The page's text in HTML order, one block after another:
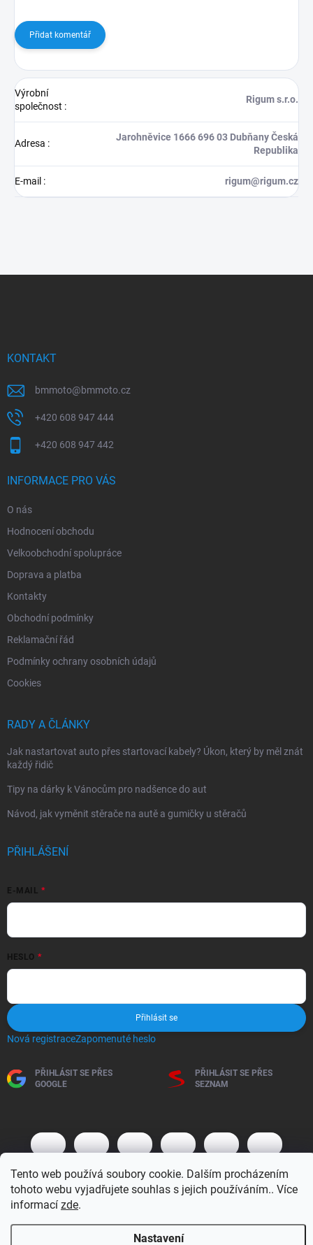
Tento web používá soubory cookie. Dalším procházením
tohoto webu vyjadřujete souhlas s jejich používáním.. Více
informací zde.
Nastavení
Přidat komentář
Výrobní
společnost :
Rigum s.r.o.
Adresa :
Jarohněvice 1666 696 03 Dubňany Česká
Republika
E-mail : rigum@rigum.cz
KONTAKT
bmmoto@bmmoto.cz
+420 608 947 444
+420 608 947 442
INFORMACE PRO VÁS
O nás
Hodnocení obchodu
Velkoobchodní spolupráce
Doprava a platba
Kontakty
Obchodní podmínky
Reklamační řád
Podmínky ochrany osobních údajů
Cookies
RADY A ČLÁNKY
Jak nastartovat auto přes startovací kabely? Úkon, který by měl znát
každý řidič
Tipy na dárky k Vánocům pro nadšence do aut
Návod, jak vyměnit stěrače na autě a gumičky u stěračů
PŘIHLÁŠENÍ
E-MAIL
HESLO
Přihlásit se
Nová registraceZapomenuté heslo
PŘIHLÁSIT SE PŘES
GOOGLE
PŘIHLÁSIT SE PŘES
SEZNAM
Copyright 2026BM MOTO s.r.o.. Všechna práva vyhrazena.Upravit
nastavení cookies